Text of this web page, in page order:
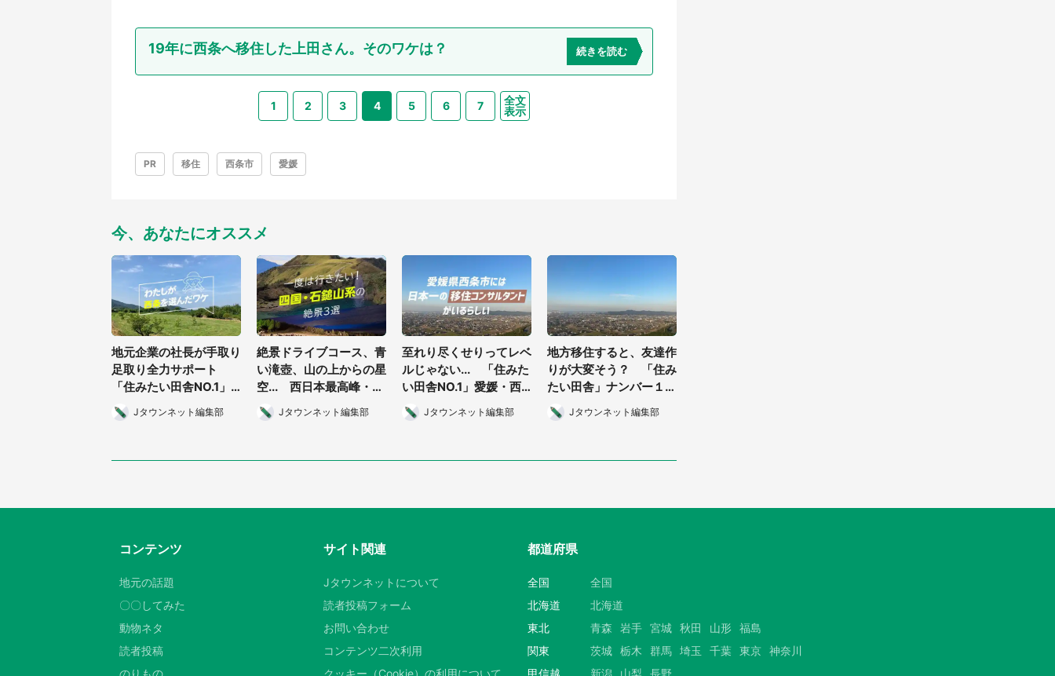
19年に西条へ移住した上田さん。そのワケは？ 続きを読む
1 2 3 4 5 6 7
全文
表示
PR 移住 西条市 愛媛
今、あなたにオススメ
地元企業の社長が手取り
足取り全力サポート
「住みたい田舎NO.1」
愛媛・西条市の心強すぎ
る「移住の味方」
Jタウンネット編集部
絶景ドライブコース、青
い滝壺、山の上からの星
空... 西日本最高峰・石
鎚山の雄大すぎる自然を
満喫してきた
Jタウンネット編集部
至れり尽くせりってレベ
ルじゃない... 「住みた
い田舎NO.1」愛媛・西
条市には、日本一親身な
移住コンサルタントがい
Jタウンネット編集部
地方移住すると、友達作
りが大変そう？ 「住み
たい田舎」ナンバー１の
愛媛・西条市なら、その
心配はいりません
Jタウンネット編集部
コンテンツ
地元の話題
〇〇してみた
動物ネタ
読者投稿
のりもの
サイト関連
Jタウンネットについて
読者投稿フォーム
お問い合わせ
コンテンツ二次利用
クッキー（Cookie）の利用について
都道府県
全国
全国
北海道
北海道
東北
青森 岩手 宮城 秋田 山形 福島
関東
茨城 栃木 群馬 埼玉 千葉 東京 神奈川
甲信越
新潟 山梨 長野